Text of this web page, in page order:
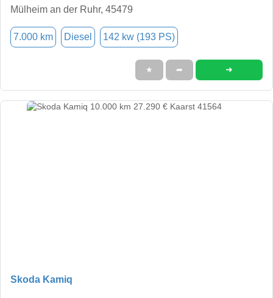
Mülheim an der Ruhr, 45479
7.000 km Diesel 142 kw (193 PS)
★ ➦ ➜
Skoda Kamiq